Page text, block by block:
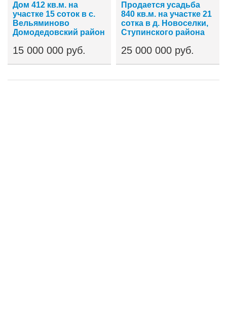
Дом 412 кв.м. на
участке 15 соток в с.
Вельяминово
Домодедовский район
15 000 000 руб.
Продается усадьба
840 кв.м. на участке 21
сотка в д. Новоселки,
Ступинского района
25 000 000 руб.